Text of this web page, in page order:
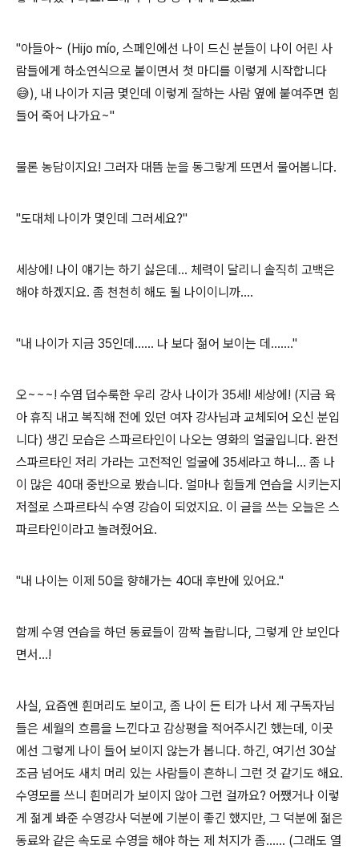
"아들아~ (Hijo mío, 스페인에선 나이 드신 분들이 나이 어린 사
람들에게 하소연식으로 붙이면서 첫 마디를 이렇게 시작합니다
😅), 내 나이가 지금 몇인데 이렇게 잘하는 사람 옆에 붙여주면 힘
들어 죽어 나가요~"
물론 농담이지요! 그러자 대뜸 눈을 동그랗게 뜨면서 물어봅니다.
"도대체 나이가 몇인데 그러세요?"
세상에! 나이 얘기는 하기 싫은데... 체력이 달리니 솔직히 고백은
해야 하겠지요. 좀 천천히 해도 될 나이이니까....
"내 나이가 지금 35인데...... 나 보다 젊어 보이는 데......."
오~~~! 수염 덥수룩한 우리 강사 나이가 35세! 세상에! (지금 육
아 휴직 내고 복직해 전에 있던 여자 강사님과 교체되어 오신 분입
니다) 생긴 모습은 스파르타인이 나오는 영화의 얼굴입니다. 완전
스파르타인 저리 가라는 고전적인 얼굴에 35세라고 하니... 좀 나
이 많은 40대 중반으로 봤습니다. 얼마나 힘들게 연습을 시키는지
저절로 스파르타식 수영 강습이 되었지요. 이 글을 쓰는 오늘은 스
파르타인이라고 놀려줬어요.
"내 나이는 이제 50을 향해가는 40대 후반에 있어요."
함께 수영 연습을 하던 동료들이 깜짝 놀랍니다, 그렇게 안 보인다
면서...!
사실, 요즘엔 흰머리도 보이고, 좀 나이 든 티가 나서 제 구독자님
들은 세월의 흐름을 느낀다고 감상평을 적어주시긴 했는데, 이곳
에선 그렇게 나이 들어 보이지 않는가 봅니다. 하긴, 여기선 30살
조금 넘어도 새치 머리 있는 사람들이 흔하니 그런 것 같기도 해요.
수영모를 쓰니 흰머리가 보이지 않아 그런 걸까요? 어쨌거나 이렇
게 젊게 봐준 수영강사 덕분에 기분이 좋긴 했지만, 그 덕분에 젊은
동료와 같은 속도로 수영을 해야 하는 제 처지가 좀...... (그래도 열